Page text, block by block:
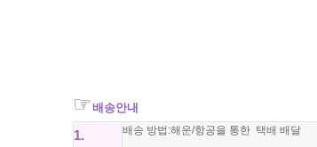
☞배송안내
1. 배송 방법:해운/항공을 통한 택배 배달